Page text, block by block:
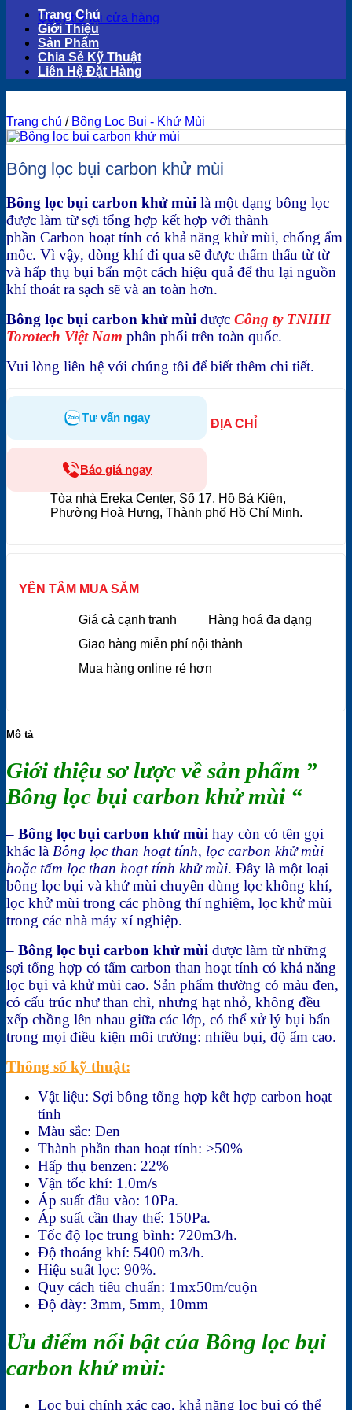
Quay trở lại cửa hàng
Trang Chủ
Giới Thiệu
Sản Phẩm
Chia Sẻ Kỹ Thuật
Liên Hệ Đặt Hàng
Trang chủ / Bông Lọc Bụi - Khử Mùi
Bông lọc bụi carbon khử mùi
Bông lọc bụi carbon khử mùi là một dạng bông lọc
được làm từ sợi tổng hợp kết hợp với thành
phần Carbon hoạt tính có khả năng khử mùi, chống ẩm
mốc. Vì vậy, dòng khí đi qua sẽ được thẩm thấu từ từ
và hấp thụ bụi bẩn một cách hiệu quả để thu lại nguồn
khí thoát ra sạch sẽ và an toàn hơn.
Bông lọc bụi carbon khử mùi được Công ty TNHH
Torotech Việt Nam phân phối trên toàn quốc.
Vui lòng liên hệ với chúng tôi để biết thêm chi tiết.
Tư vấn ngay
Báo giá ngay
ĐỊA CHỈ
Tòa nhà Ereka Center, Số 17, Hồ Bá Kiện,
Phường Hoà Hưng, Thành phố Hồ Chí Minh.
YÊN TÂM MUA SẮM
Giá cả cạnh tranh
Hàng hoá đa dạng
Giao hàng miễn phí nội thành
Mua hàng online rẻ hơn
Mô tả
Giới thiệu sơ lược về sản phẩm ”
Bông lọc bụi carbon khử mùi “
– Bông lọc bụi carbon khử mùi hay còn có tên gọi
khác là Bông lọc than hoạt tính, lọc carbon khử mùi
hoặc tấm lọc than hoạt tính khử mùi. Đây là một loại
bông lọc bụi và khử mùi chuyên dùng lọc không khí,
lọc khử mùi trong các phòng thí nghiệm, lọc khử mùi
trong các nhà máy xí nghiệp.
– Bông lọc bụi carbon khử mùi được làm từ những
sợi tổng hợp có tẩm carbon than hoạt tính có khả năng
lọc bụi và khử mùi cao. Sản phẩm thường có màu đen,
có cấu trúc như than chì, nhưng hạt nhỏ, không đều
xếp chồng lên nhau giữa các lớp, có thể xử lý bụi bẩn
trong mọi điều kiện môi trường: nhiều bụi, độ ẩm cao.
Thông số kỹ thuật:
Vật liệu: Sợi bông tổng hợp kết hợp carbon hoạt
tính
Màu sắc: Đen
Thành phần than hoạt tính: >50%
Hấp thụ benzen: 22%
Vận tốc khí: 1.0m/s
Áp suất đầu vào: 10Pa.
Áp suất cần thay thế: 150Pa.
Tốc độ lọc trung bình: 720m3/h.
Độ thoáng khí: 5400 m3/h.
Hiệu suất lọc: 90%.
Quy cách tiêu chuẩn: 1mx50m/cuộn
Độ dày: 3mm, 5mm, 10mm
Ưu điểm nổi bật của Bông lọc bụi
carbon khử mùi:
Lọc bụi chính xác cao, khả năng lọc bụi có thể